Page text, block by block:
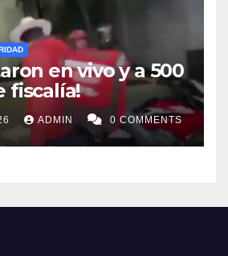
en vivo y a 500
fiscalía!
ADMIN 0 COMMENTS